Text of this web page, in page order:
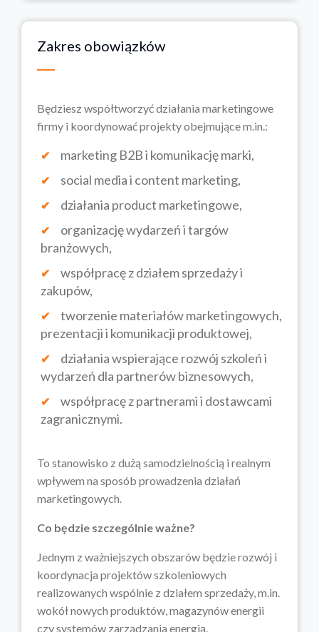
Zakres obowiązków
Będziesz współtworzyć działania marketingowe
firmy i koordynować projekty obejmujące m.in.:
marketing B2B i komunikację marki,
social media i content marketing,
działania product marketingowe,
organizację wydarzeń i targów
branżowych,
współpracę z działem sprzedaży i
zakupów,
tworzenie materiałów marketingowych,
prezentacji i komunikacji produktowej,
działania wspierające rozwój szkoleń i
wydarzeń dla partnerów biznesowych,
współpracę z partnerami i dostawcami
zagranicznymi.
To stanowisko z dużą samodzielnością i realnym
wpływem na sposób prowadzenia działań
marketingowych.
Co będzie szczególnie ważne?
Jednym z ważniejszych obszarów będzie rozwój i
koordynacja projektów szkoleniowych
realizowanych wspólnie z działem sprzedaży, m.in.
wokół nowych produktów, magazynów energii
czy systemów zarządzania energią.